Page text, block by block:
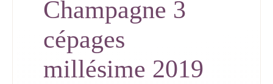
Champagne 3
cépages
millésime 2019